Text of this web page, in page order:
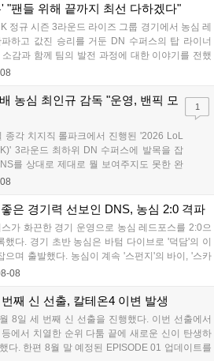
11일까지 사용 가능한 교환 코드 3종이 제
식 채널을 통해 확인할 수 있다....
"팬들 위해 끝까지 최선 다하겠다"
정규 시즌 3라운드 라이즈 그룹 경기에서 농심 레
하고 값진 승리를 거둔 DN 수퍼스의 탑 라이너
감과 함께 팀의 발전 과정에 대한 이야기를 전했
완승에 대해 '두두'는 "진짜 오랜만에 거둔 2:0 승
농심 최인규 감독 "운영, 밴픽 모
종각 치지직 롤파크에서 진행된 '2026 LoL
3라운드 최하위 DN 수퍼스에 발목을 잡
를 상대로 제대로 뭘 보여주지도 못한 완
하 농심 레드포스 최인규 감독과 '리헨즈'
1
은 경기력 선보인 DNS, 농심 2:0 격파
가 화끈한 경기 운영으로 농심 레드포스를 2:0으
했다. 경기 초반 농심은 바텀 다이브로 '덕담'의 이
으며 출발했다. 농심이 계속 '스펀지'의 바이, '스카
하며 초반부터 잡은 주도권을 계속 잘 굴렸다.
08
째 신 선출, 칼테온4 이변 발생
8일 세 번째 신 선출을 진행했다. 이번 선출에서
에서 치열한 순위 다툼 끝에 새로운 신이 탄생하
다. 한편 8월 말 예정된 EPISODE 01 업데이트를